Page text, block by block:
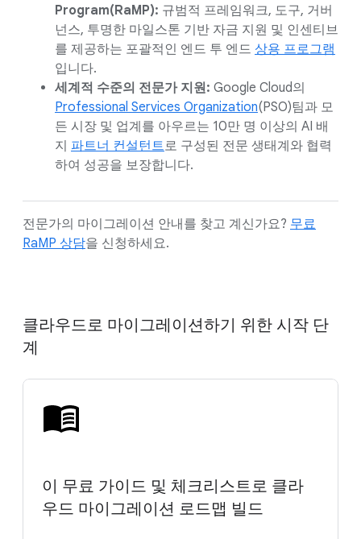
Program(RaMP): 규범적 프레임워크, 도구, 거버
넌스, 투명한 마일스톤 기반 자금 지원 및 인센티브
를 제공하는 포괄적인 엔드 투 엔드 상용 프로그램
입니다.
세계적 수준의 전문가 지원: Google Cloud의
Professional Services Organization(PSO)팀과 모
든 시장 및 업계를 아우르는 10만 명 이상의 AI 배
지 파트너 컨설턴트로 구성된 전문 생태계와 협력
하여 성공을 보장합니다.
전문가의 마이그레이션 안내를 찾고 계신가요? 무료
RaMP 상담을 신청하세요.
클라우드로 마이그레이션하기 위한 시작 단
계
이 무료 가이드 및 체크리스트로 클라
우드 마이그레이션 로드맵 빌드